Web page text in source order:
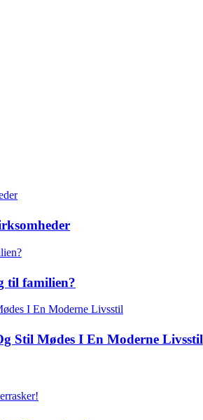
til familien?
Stil Mødes I En Moderne Livsstil